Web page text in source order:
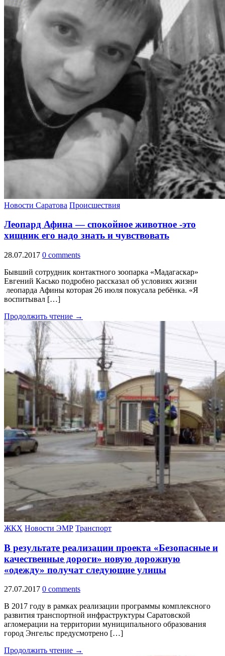
Новости Саратова Происшествия
Леопард Афина — спокойное животное -это
хищник его надо знать и чувствовать
28.07.2017 0 comments
Бывший сотрудник контактного зоопарка «Мадагаскар»
Евгений Касько подробно рассказал об условиях жизни
леопарда Афины которая 26 июля покусала ребёнка. «Я
воспитывал […]
Продолжить чтение →
ЖКХ Новости ЭМР Транспорт
В результате реализации проекта «Безопасные и
качественные дороги» новую дорожную
«одежду» получат следующие улицы
27.07.2017 0 comments
В 2017 году в рамках реализации программы комплексного
развития транспортной инфраструктуры Саратовской
агломерации на территории муниципального образования
город Энгельс предусмотрено […]
Продолжить чтение →